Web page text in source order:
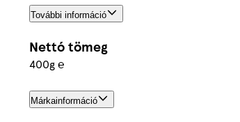
További információ
Nettó tömeg
400g ℮
Márkainformáció